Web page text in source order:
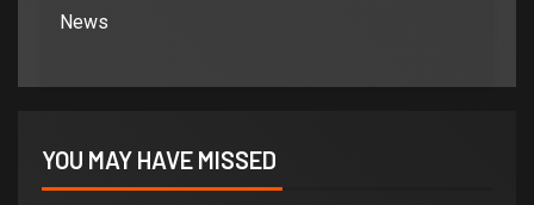
News
YOU MAY HAVE MISSED